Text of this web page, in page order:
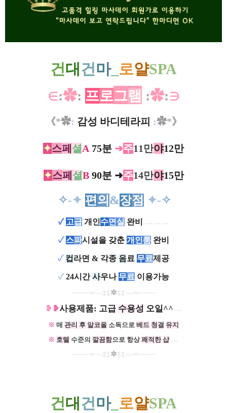
건대 건마_ 로얄SPA
∈:✿: 프로그램 :✿:∋
《*✿: 감성 바디테라피 :✿*》
✦스페 셜 A 75분 ➜주11만야12만
✦스페 셜B 90분 ➜주14만야15만
✧-✦ 편의 &장점 ✦-✧
✓ 고급개인수면 실 완비
✓ 스파시설을 갖춘 개 인룸완비
✓ 컵 라면 & 각종 음료 무료제공
✓24시간사우나 무료 이용가능​​
───∽---‡‡✲‡‡---∽───
❥ ❥사용제품: 고급 수용성 오일^^
※ 매 관리 후 알코올 소독으로 베드 청결 유지
※ 호텔 수준의 깔끔함으로 항상쾌적한 샵
───∽---‡‡✲‡‡---∽───
건대 건마_ 로얄SPA